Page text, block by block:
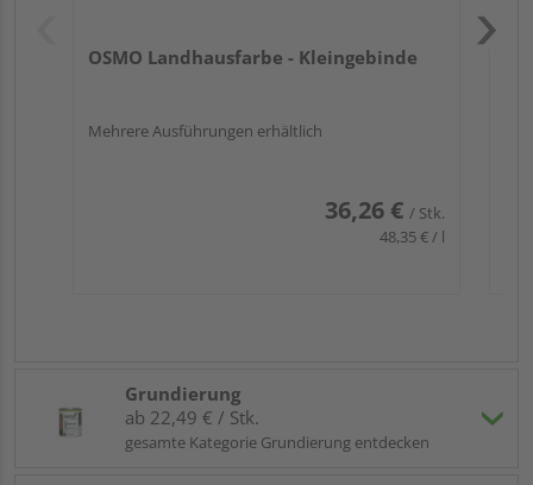
OSMO Landhausfarbe - Kleingebinde
Mehrere Ausführungen erhältlich
36,26 € / Stk.
48,35 € / l
Grundierung
ab 22,49 € / Stk.
gesamte Kategorie Grundierung entdecken